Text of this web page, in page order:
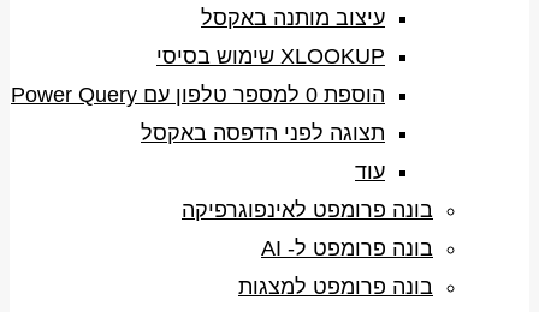
עיצוב מותנה באקסל
XLOOKUP שימוש בסיסי
הוספת 0 למספר טלפון עם Power Query
תצוגה לפני הדפסה באקסל
עוד
בונה פרומפט לאינפוגרפיקה
בונה פרומפט ל- AI
בונה פרומפט למצגות